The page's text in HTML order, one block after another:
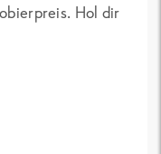
Hol dir